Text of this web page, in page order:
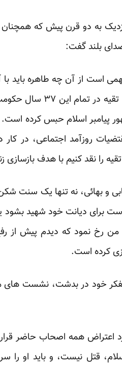
به دو قرن پیش که
بلند گفت:
است از آن چه طاهره باید
همراهان او را به
پیامبر اسلام حبس کرده است.
روزآمد اجتماعی، در
را نقد کنیم با هدف بازسازی
و بهائی، نه تنها یک سنت
برای دیانت خود شهید
من رخ نمود که دیدم پیش از
کرده است.
خود در بدشت، نشست های
همه اصحاب حاضر قرار
قتل نیست، و باید او را